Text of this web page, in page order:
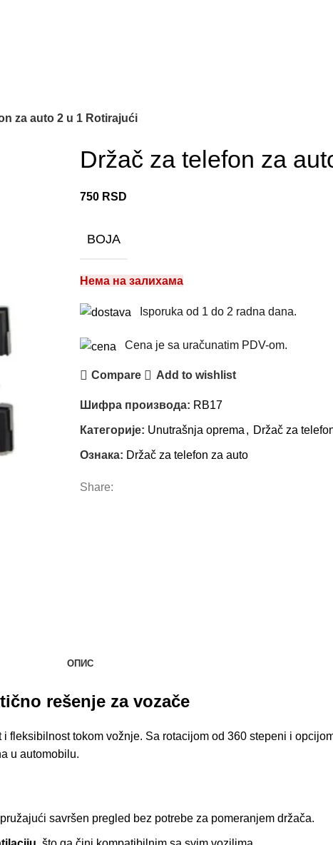
za auto 2 u 1 Rotirajući
Držač za telefon za
750 RSD
BOJA
Нема на залихама
Isporuka od 1 do 2 radna dana.
Cena je sa uračunatim PDV-om.
Compare Add to wishlist
Шифра производа: RB17
Категорије: Unutrašnja oprema , Držač za
Ознака: Držač za telefon za auto
Share:
ОПИС
rešenje za vozače
fleksibilnost tokom vožnje. Sa rotacijom od 360 stepeni i
u automobilu.
savršen pregled bez potrebe za pomeranjem držača.